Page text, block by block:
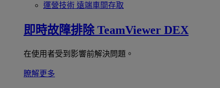
運營技術 遠端車間存取
即時故障排除 TeamViewer DEX
在使用者受到影響前解決問題。
瞭解更多